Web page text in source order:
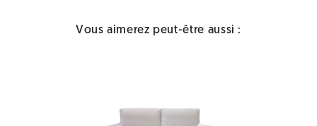
Vous aimerez peut-être aussi :